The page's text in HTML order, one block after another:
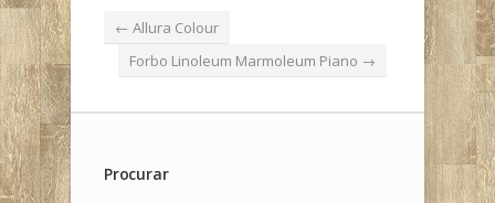
← Allura Colour
Forbo Linoleum Marmoleum Piano →
Procurar